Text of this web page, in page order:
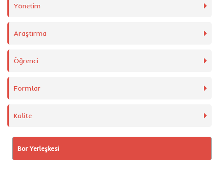
Yönetim
Araştırma
Öğrenci
Formlar
Kalite
Bor Yerleşkesi